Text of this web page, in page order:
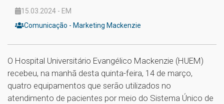
15.03.2024 - EM
Comunicação - Marketing Mackenzie
O Hospital Universitário Evangélico Mackenzie (HUEM)
recebeu, na manhã desta quinta-feira, 14 de março,
quatro equipamentos que serão utilizados no
atendimento de pacientes por meio do Sistema Único de